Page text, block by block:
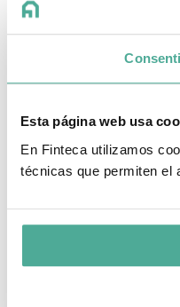
Esta página web usa
En Finteca utilizamos
técnicas que permiten el